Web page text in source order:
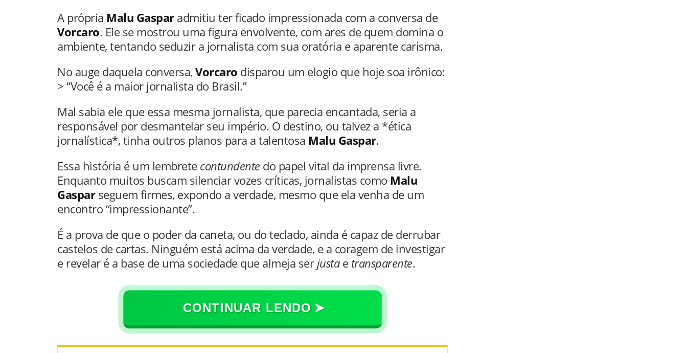
A própria Malu Gasparadmitiu ter ficado impressionada com a conversa de
Vorcaro. Ele se mostrou uma figura envolvente, com ares de quem domina o
ambiente, tentando seduzir a jornalista com sua oratória e aparente carisma.
No auge daquela conversa, Vorcaro disparou um elogio que hoje soa irônico:
> “Você é a maior jornalista do Brasil.”
Mal sabia ele que essa mesma jornalista, que parecia encantada, seria a
responsável por desmantelar seu império. O destino, ou talvez a *ética
jornalística*, tinha outros planos para a talentosa Malu Gaspar.
Essa história é um lembrete contundentedo papel vital da imprensa livre.
Enquanto muitos buscam silenciar vozes críticas, jornalistas como Malu
Gasparseguem firmes, expondo a verdade, mesmo que ela venha de um
encontro “impressionante”.
É a prova de que o poder da caneta, ou do teclado, ainda é capaz de derrubar
castelos de cartas. Ninguém está acima da verdade, e a coragem de investigar
e revelar é a base de uma sociedade que almeja serjustae transparente.
CONTINUAR LENDO